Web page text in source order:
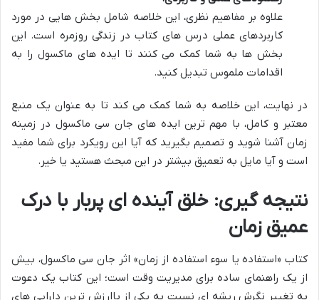
علاوه بر مفاهیم نظری، این خلاصه شامل بخش هایی در مورد
کاربردهای عملی درس های کتاب در زندگی روزمره است. این
بخش ها به شما کمک می کنند تا ایده های ماکسول را به
اقدامات ملموس تبدیل کنید.
در نهایت، این خلاصه به شما کمک می کند تا به عنوان یک منبع
معتبر و کامل، با مهم ترین ایده های جان سی ماکسول در زمینه
زمان آشنا شوید و تصمیم بگیرید که آیا این رویکرد برای شما مفید
است و آیا مایل به تعمیق بیشتر در این مبحث هستید یا خیر.
نتیجه گیری: خلق آینده ای پربار با درک
عمیق زمان
کتاب «استفاده یا سوء استفاده از زمان» اثر جان سی ماکسول، بیش
از یک راهنمای ساده برای مدیریت وقت است؛ این کتاب یک دعوت
به تغییر نگرش ریشه ای نسبت به یکی از باارزش ترین دارایی های